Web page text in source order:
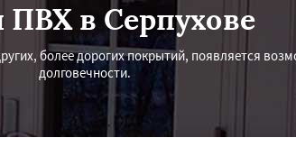
ПВХ в Серпухове
более дорогих покрытий, появляется
долговечности.